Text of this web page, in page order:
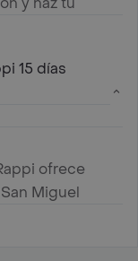
15 días
ofrece
Miguel